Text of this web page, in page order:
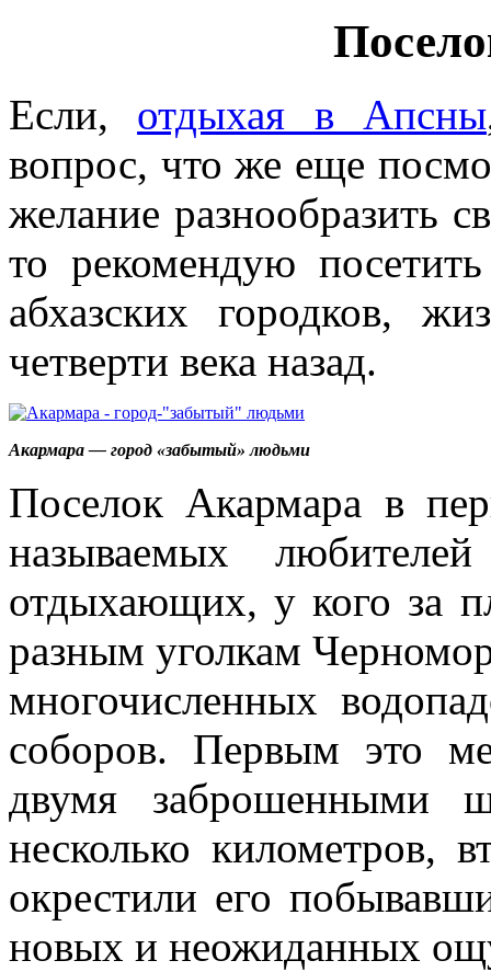
Если, отдыхая в Апсны
вопрос, что же еще
желание разнообразить
то рекомендую
абхазских городков,
четверти века назад.
Акармара — город «забытый» людьми
Поселок Акармара в
называемых
отдыхающих, у кого за
разным уголкам
многочисленных
соборов. Первым это
двумя заброшенными
несколько километров,
окрестили его
новых и неожиданных